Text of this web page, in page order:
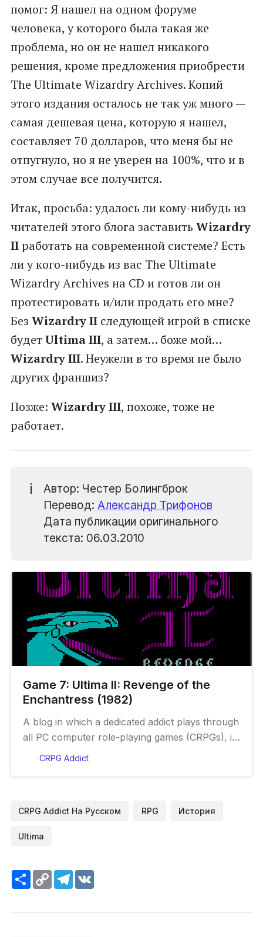
помог: Я нашел на одном форуме
человека, у которого была такая же
проблема, но он не нашел никакого
решения, кроме предложения приобрести
The Ultimate Wizardry Archives. Копий
этого издания осталось не так уж много —
самая дешевая цена, которую я нашел,
составляет 70 долларов, что меня бы не
отпугнуло, но я не уверен на 100%, что и в
этом случае все получится.
Итак, просьба: удалось ли кому-нибудь из
читателей этого блога заставить Wizardry
IIработать на современной системе? Есть
ли у кого-нибудь из вас The Ultimate
Wizardry Archives на CD и готов ли он
протестировать и/или продать его мне?
Без Wizardry IIследующей игрой в списке
будет Ultima III, а затем… боже мой…
Wizardry III. Неужели в то время не было
других франшиз?
Позже: Wizardry III, похоже, тоже не
работает.
ℹ️
Автор: Честер Болингброк
Перевод:Александр Трифонов
Дата публикации оригинального
текста: 06.03.2010
Game 7: Ultima II: Revenge of the
Enchantress (1982)
A blog in which a dedicated addict plays through
all PC computer role-playing games (CRPGs), in
chronological order.
CRPG Addict
CRPG Addict На Русском RPG История
Ultima
Ресурс
Copy
Link
Telegram
VK